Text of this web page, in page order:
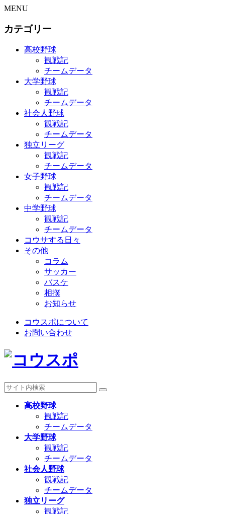
MENU
カテゴリー
高校野球
観戦記
チームデータ
大学野球
観戦記
チームデータ
社会人野球
観戦記
チームデータ
独立リーグ
観戦記
チームデータ
女子野球
観戦記
チームデータ
中学野球
観戦記
チームデータ
コウサする日々
その他
コラム
サッカー
バスケ
相撲
お知らせ
コウスポについて
お問い合わせ
高校野球
観戦記
チームデータ
大学野球
観戦記
チームデータ
社会人野球
観戦記
チームデータ
独立リーグ
観戦記